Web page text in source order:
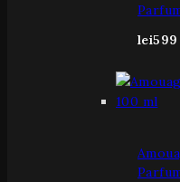
lei599